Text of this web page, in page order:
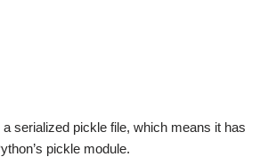
serialized pickle file, which means it has
pickle module.